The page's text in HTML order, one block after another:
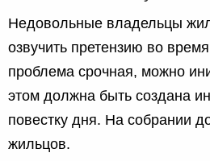
Недовольные владельцы
озвучить претензию во
проблема срочная, можно
этом должна быть создана
повестку дня. На собрании
жильцов.